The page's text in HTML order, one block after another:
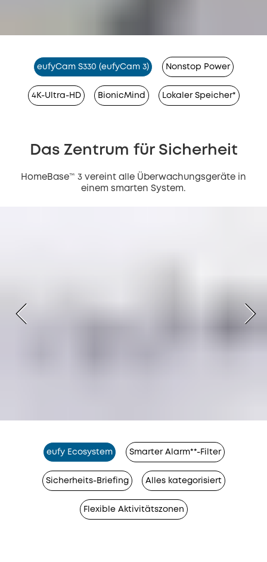
eufyCam S330 (eufyCam 3) Nonstop Power
4K-Ultra-HD BionicMind Lokaler Speicher*
Das Zentrum für Sicherheit
HomeBase™ 3 vereint alle Überwachungsgeräte in
einem smarten System.
eufy Ecosystem Smarter Alarm**-Filter
Sicherheits-Briefing Alles kategorisiert
Flexible Aktivitätszonen